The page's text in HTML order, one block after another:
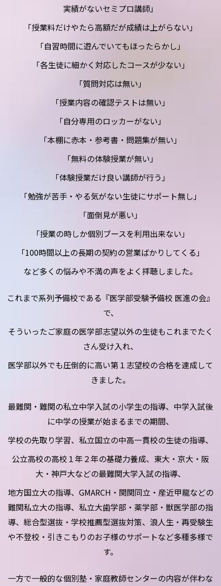
実績がないセミプロ講師」
「授業料だけやたら高額だが成績は上がらない」
「自習時間に遊んでいてもほったらかし」
「各生徒に細かく対応したコースが少ない」
「質問対応は無い」
「授業内容の確認テストは無い」
「自分専用のロッカーがない」
「本棚に赤本・参考書・問題集が無い」
「無料の体験授業が無い」
「体験授業だけ良い講師が行う」
「勉強が苦手・やる気がない生徒にサポート無し」
「面倒見が悪い」
「授業の時しか個別ブースを利用出来ない」
「100時間以上の長期の契約の営業ばかりしてくる」
など多くの悩みや不満の声をよく拝聴しました。
これまで系列予備校である『医学部受験予備校 医進の会』
で、
そういったご家庭の医学部志望以外の生徒もこれまでたく
さん受け入れ、
医学部以外でも圧倒的に高い第１志望校の合格を達成して
きました。
最難関・難関の私立中学入試の小学生の指導、中学入試後
に中学の授業が始まるまでの期間、
学校の先取り学習、私立国立の中高一貫校の生徒の指導、
公立高校の高校１年２年の基礎力養成、東大・京大・阪
大・神戸大などの最難関大学入試の指導、
地方国立大の指導、GMARCH・関関同立・産近甲龍などの
難関私立大の指導、私立大歯学部・薬学部・獣医学部の指
導、総合型選抜・学校推薦型選抜対策、浪人生・再受験生
や不登校・引きこもりのお子様のサポートなど多種多様で
す。
一方で一般的な個別塾・家庭教師センターの内容が伴わな